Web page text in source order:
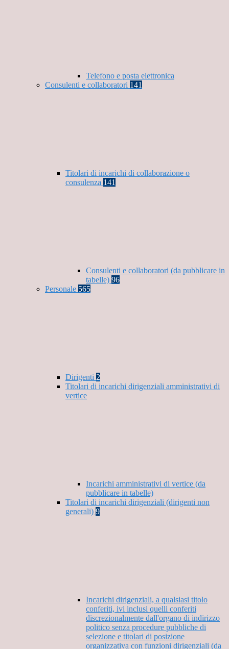
Telefono e posta elettronica
Consulenti e collaboratori 141
Titolari di incarichi di collaborazione o
consulenza 141
Consulenti e collaboratori (da pubblicare in
tabelle) 96
Personale 565
Dirigenti 2
Titolari di incarichi dirigenziali amministrativi di
vertice
Incarichi amministrativi di vertice (da
pubblicare in tabelle)
Titolari di incarichi dirigenziali (dirigenti non
generali) 9
Incarichi dirigenziali, a qualsiasi titolo
conferiti, ivi inclusi quelli conferiti
discrezionalmente dall'organo di indirizzo
politico senza procedure pubbliche di
selezione e titolari di posizione
organizzativa con funzioni dirigenziali (da